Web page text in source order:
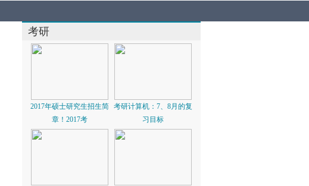
考研
2017年硕士研究生招生简
章！2017考
考研计算机：7、8月的复
习目标